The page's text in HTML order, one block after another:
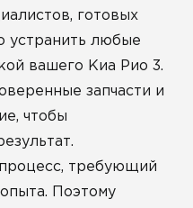
готовых
устранить любые
вашего Киа Рио 3.
запчасти и
чтобы
требующий
Поэтому